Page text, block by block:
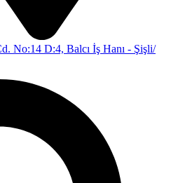
No:14 D:4, Balcı İş Hanı - Şişli/